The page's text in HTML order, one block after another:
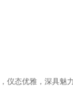
仪态优雅，深具魅